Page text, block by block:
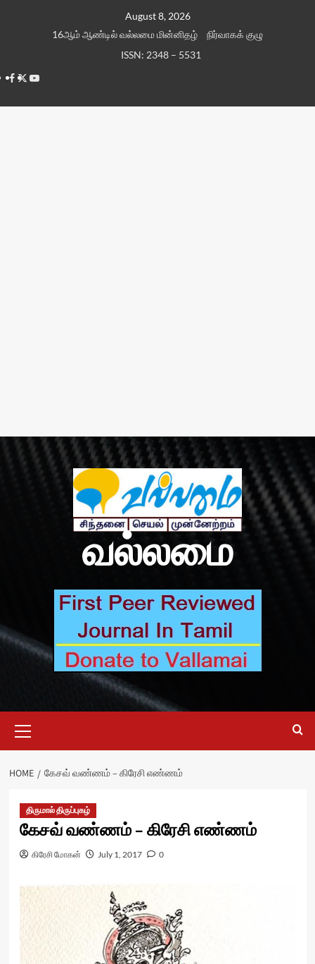
August 8, 2026
16ஆம் ஆண்டில் வல்லமை மின்னிதழ்
நிர்வாகக் குழு
ISSN: 2348 – 5531
Facebook
TwitterYoutube
வல்லமை
Menu
HOME கேசவ் வண்ணம் – கிரேசி எண்ணம்
திருமால் திருப்புகழ்
கேசவ் வண்ணம் – கிரேசி எண்ணம்
கிரேசி மோகன் July 1, 2017 0